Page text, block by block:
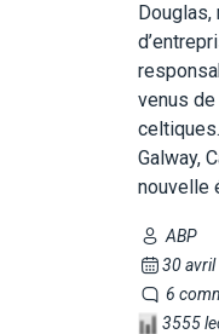
venus
Galway,
nouvelle
ABP
30 avril
6
3555